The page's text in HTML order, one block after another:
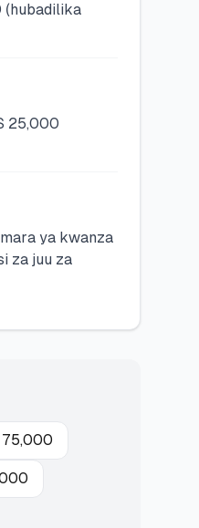
(hubadilika
25,000
ya kwanza
za juu za
75,000